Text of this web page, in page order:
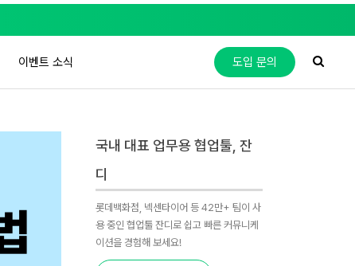
도입 문의
이벤트 소식
국내 대표 업무용 협업툴, 잔
디
롯데백화점, 넥센타이어 등 42만+ 팀이 사
용 중인 협업툴 잔디로 쉽고 빠른 커뮤니케
이션을 경험해 보세요!